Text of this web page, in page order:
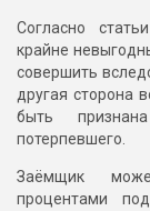
Согласно
крайне
совершить
другая сторона
быть
потерпевшего.
Заёмщик
процентами